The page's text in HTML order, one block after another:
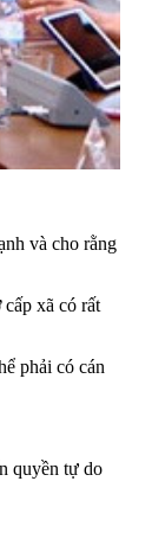
và cho rằng
xã có rất
phải có cán
quyền tự do